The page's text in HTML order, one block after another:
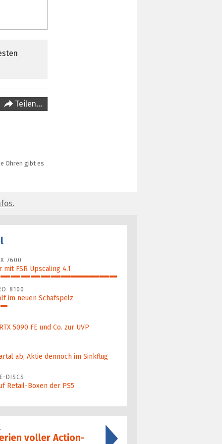
Teilen…
Ohren gibt es
7600
FSR Upscaling 4.1
8100
im neuen Schafspelz
5090 FE und Co. zur UVP
ab, Aktie dennoch im Sinkflug
DISCS
Retail-Boxen der PS5
voller Action-